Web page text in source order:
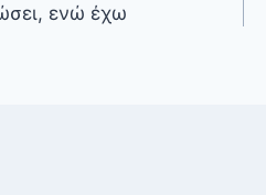
ενώ έχω